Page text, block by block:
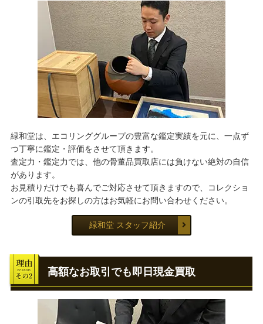
緑和堂は、エコリンググループの豊富な鑑定実績を元に、一点ず
つ丁寧に鑑定・評価をさせて頂きます。
査定力・鑑定力では、他の骨董品買取店には負けない絶対の自信
があります。
お見積りだけでも喜んでご対応させて頂きますので、コレクショ
ンの引取先をお探しの方はお気軽にお問い合わせください。
緑和堂 スタッフ紹介
高額なお取引でも即日現金買取